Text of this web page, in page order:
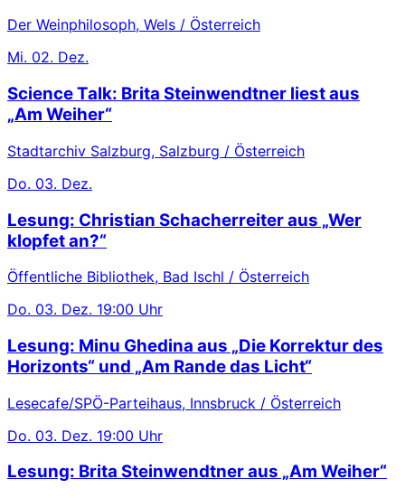
Der Weinphilosoph, Wels / Österreich
Mi. 02. Dez.
Science Talk: Brita Steinwendtner liest aus
„Am Weiher“
Stadtarchiv Salzburg, Salzburg / Österreich
Do. 03. Dez.
Lesung: Christian Schacherreiter aus „Wer
klopfet an?“
Öffentliche Bibliothek, Bad Ischl / Österreich
Do. 03. Dez. 19:00 Uhr
Lesung: Minu Ghedina aus „Die Korrektur des
Horizonts“ und „Am Rande das Licht“
Lesecafe/SPÖ-Parteihaus, Innsbruck / Österreich
Do. 03. Dez. 19:00 Uhr
Lesung: Brita Steinwendtner aus „Am Weiher“